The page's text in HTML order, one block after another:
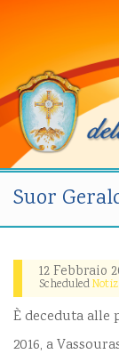
Suor
12 Febbraio
Scheduled
È deceduta alle
2016, a